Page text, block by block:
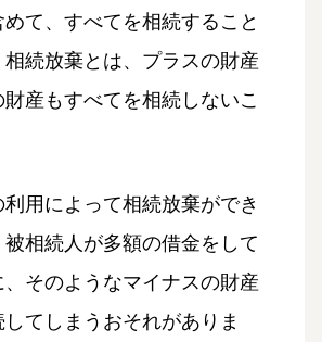
めて、すべてを相続すること
続放棄とは、プラスの財産
産もすべてを相続しないこ
用によって相続放棄ができ
相続人が多額の借金をして
そのようなマイナスの財産
てしまうおそれがありま